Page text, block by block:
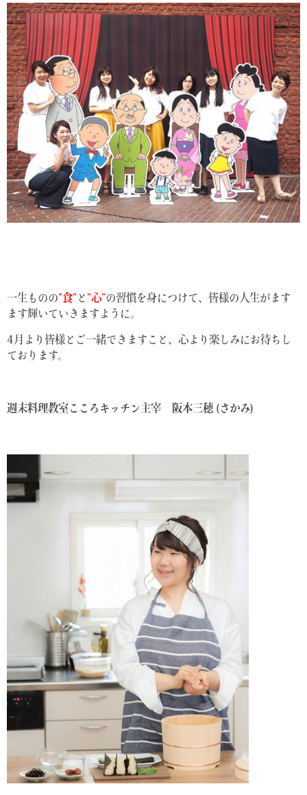
一生ものの”食” と ”心”の習慣を身につけて、皆様の人生がます
ます輝いていきますように。
4月より皆様とご一緒できますこと、心より楽しみにお待ちし
ております。
週末料理教室こころキッチン主宰 阪本三穂 (さかみ)